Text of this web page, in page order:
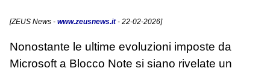
[ZEUS News - www.zeusnews.it- 22-02-2026]
Nonostante le ultime evoluzioni imposte da
Microsoft a Blocco Note si siano rivelate un